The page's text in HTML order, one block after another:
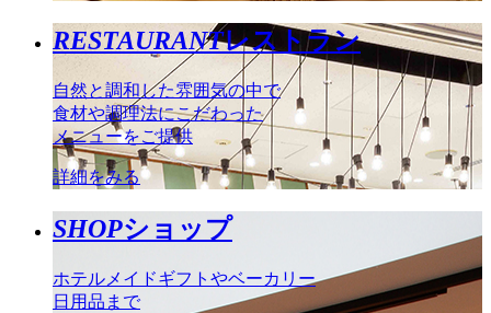
RESTAURANTレストラン
自然と調和した雰囲気の中で
食材や調理法にこだわった
メニューをご提供
詳細をみる
SHOPショップ
ホテルメイドギフトやベーカリー
日用品まで